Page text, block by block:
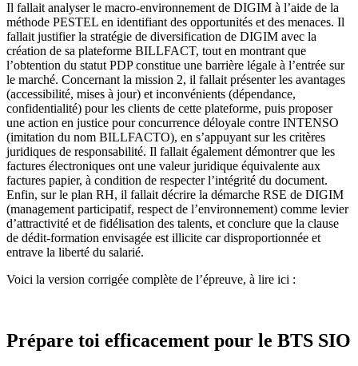
Il fallait analyser le macro-environnement de DIGIM à l’aide de la
méthode PESTEL en identifiant des opportunités et des menaces. Il
fallait justifier la stratégie de diversification de DIGIM avec la
création de sa plateforme BILLFACT, tout en montrant que
l’obtention du statut PDP constitue une barrière légale à l’entrée sur
le marché. Concernant la mission 2, il fallait présenter les avantages
(accessibilité, mises à jour) et inconvénients (dépendance,
confidentialité) pour les clients de cette plateforme, puis proposer
une action en justice pour concurrence déloyale contre INTENSO
(imitation du nom BILLFACTO), en s’appuyant sur les critères
juridiques de responsabilité. Il fallait également démontrer que les
factures électroniques ont une valeur juridique équivalente aux
factures papier, à condition de respecter l’intégrité du document.
Enfin, sur le plan RH, il fallait décrire la démarche RSE de DIGIM
(management participatif, respect de l’environnement) comme levier
d’attractivité et de fidélisation des talents, et conclure que la clause
de dédit-formation envisagée est illicite car disproportionnée et
entrave la liberté du salarié.
Voici la version corrigée complète de l’épreuve, à lire ici :
Prépare toi efficacement pour le BTS SIO